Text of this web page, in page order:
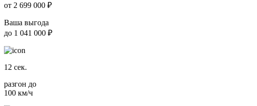
от 2 699 000 ₽
Ваша выгода
до 1 041 000 ₽
12 сек.
разгон до
100 км/ч